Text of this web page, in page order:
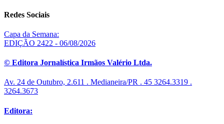
Redes Sociais
Capa da Semana:
EDIÇÃO 2422 - 06/08/2026
© Editora Jornalística Irmãos Valério Ltda.
Av. 24 de Outubro, 2.611 . Medianeira/PR . 45 3264.3319 .
3264.3673
Editora: